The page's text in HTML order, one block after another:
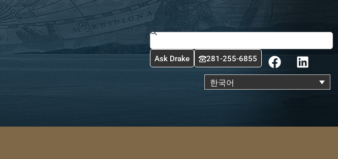
Search
Ask Drake 281-255-6855
F
a
c
e
o
L
i
n
k
i
한국어